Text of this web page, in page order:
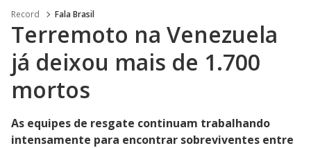
Record Fala Brasil
Terremoto na Venezuela
já deixou mais de 1.700
mortos
As equipes de resgate continuam trabalhando
intensamente para encontrar sobreviventes entre